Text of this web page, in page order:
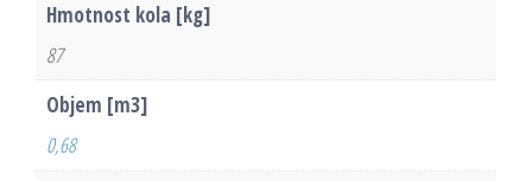
Hmotnost kola [kg]
87
Objem [m3]
0,68